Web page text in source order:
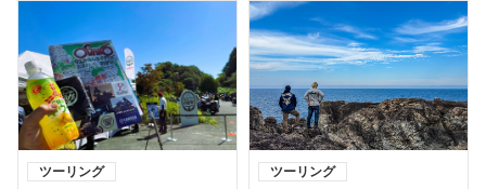
ツーリング ツーリング